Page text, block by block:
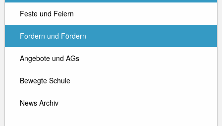
Feste und Feiern
Fordern und Fördern
Angebote und AGs
Bewegte Schule
News Archiv